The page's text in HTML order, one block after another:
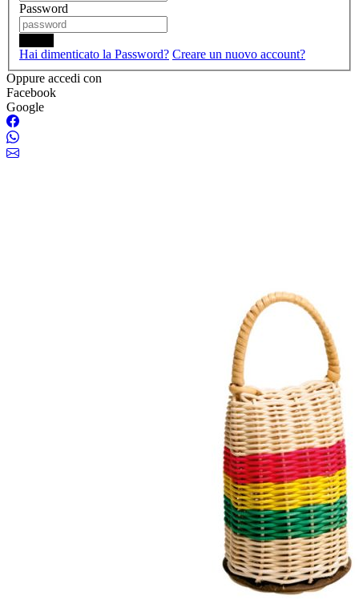
Password
Hai dimenticato la Password? Creare un nuovo account?
Oppure accedi con
Facebook
Google